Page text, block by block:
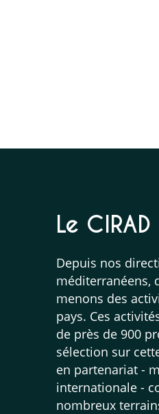
Le
Depuis nos
méditerranéens,
menons des
pays. Ces
de près de 900
sélection sur
en partenariat -
internationale -
nombreux